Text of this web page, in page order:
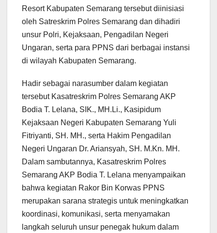
Resort Kabupaten Semarang tersebut diinisiasi
oleh Satreskrim Polres Semarang dan dihadiri
unsur Polri, Kejaksaan, Pengadilan Negeri
Ungaran, serta para PPNS dari berbagai instansi
di wilayah Kabupaten Semarang.
Hadir sebagai narasumber dalam kegiatan
tersebut Kasatreskrim Polres Semarang AKP
Bodia T. Lelana, SIK., MH.Li., Kasipidum
Kejaksaan Negeri Kabupaten Semarang Yuli
Fitriyanti, SH. MH., serta Hakim Pengadilan
Negeri Ungaran Dr. Ariansyah, SH. M.Kn. MH.
Dalam sambutannya, Kasatreskrim Polres
Semarang AKP Bodia T. Lelana menyampaikan
bahwa kegiatan Rakor Bin Korwas PPNS
merupakan sarana strategis untuk meningkatkan
koordinasi, komunikasi, serta menyamakan
langkah seluruh unsur penegak hukum dalam